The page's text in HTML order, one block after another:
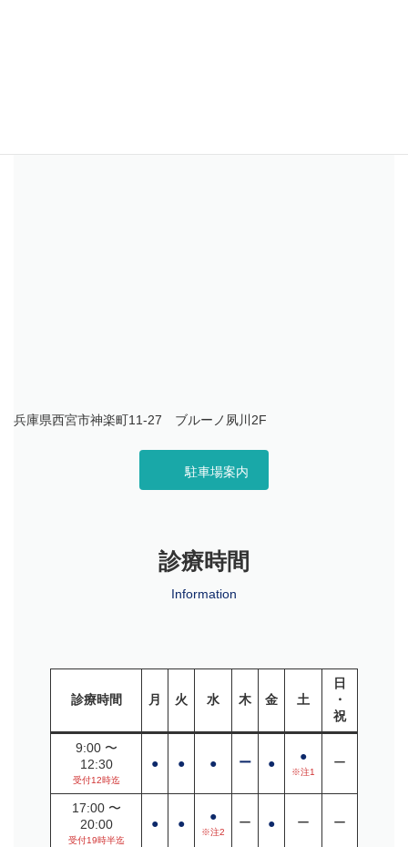
兵庫県西宮市神楽町11-27 ブルーノ夙川2F
駐車場案内
診療時間
Information
診療時間 月 火 水 木 金 土
日
・
祝
9:00 〜
12:30
受付12時迄
● ● ● ー ● ●
※注1
ー
17:00 〜
20:00
受付19時半迄
● ● ●
※注2
ー ● ー ー